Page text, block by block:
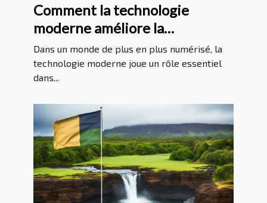
Comment la technologie
moderne améliore la
protection juridique
Dans un monde de plus en plus numérisé, la
technologie moderne joue un rôle essentiel
dans...